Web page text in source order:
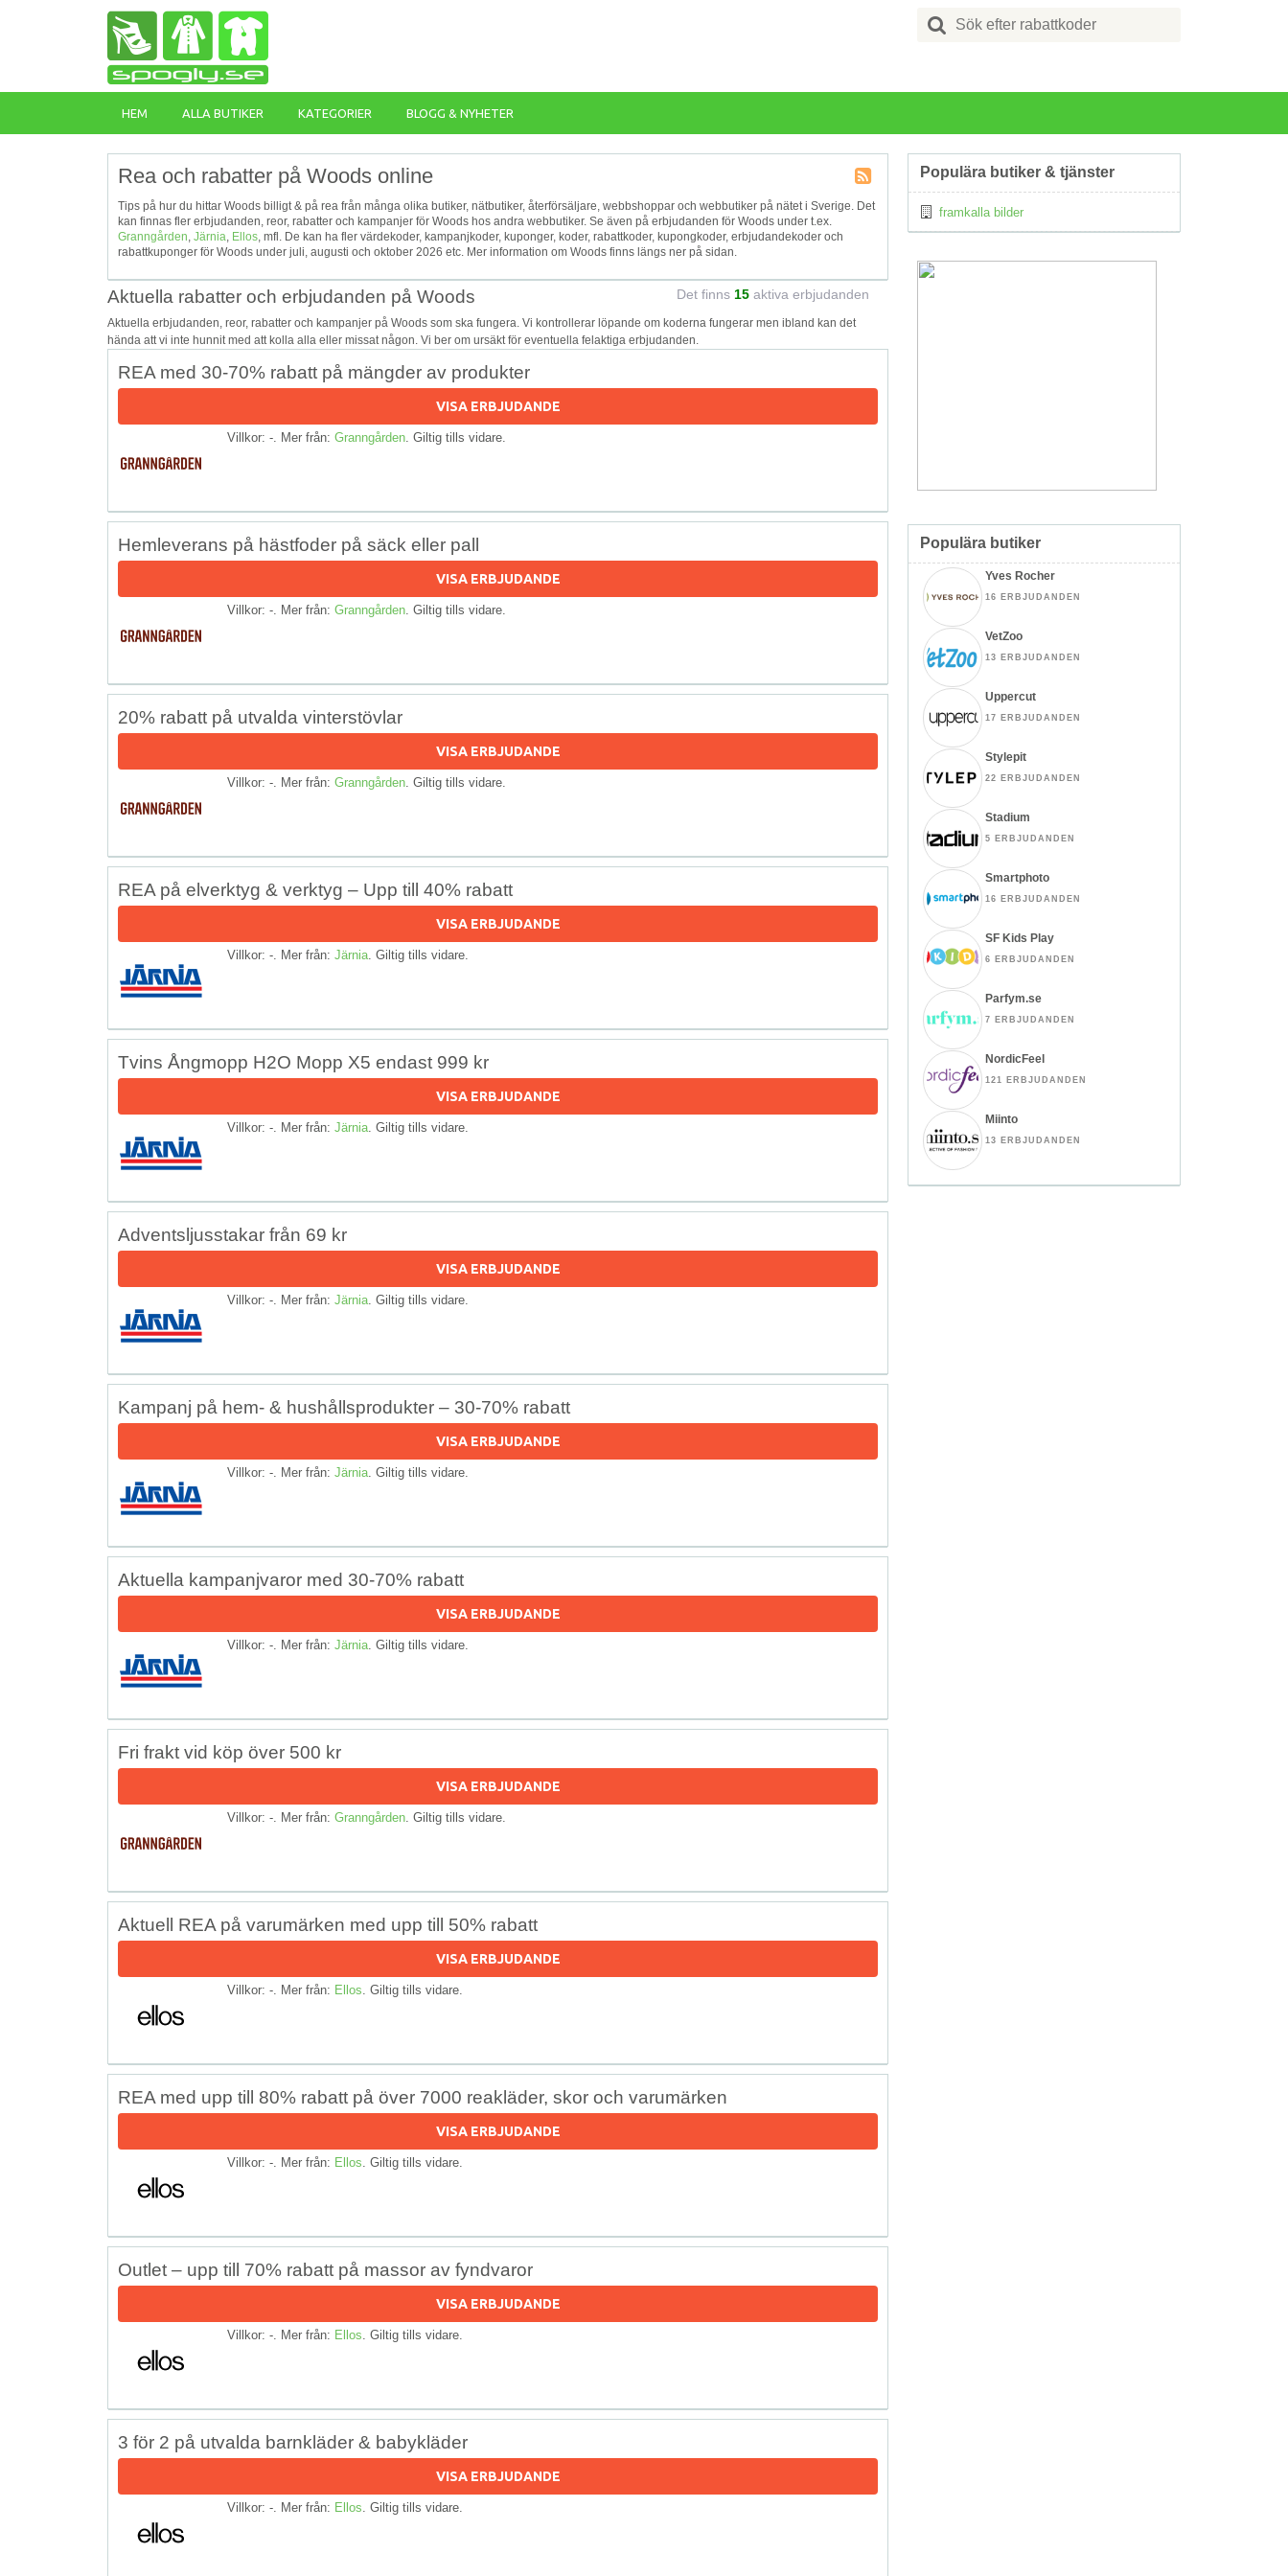
Search
for:
HEM ALLA BUTIKER KATEGORIER BLOGG & NYHETER
Tagg
Rea och rabatter på Woods online
Tips på hur du hittar Woods billigt & på rea från många olika butiker, nätbutiker, återförsäljare, webbshoppar och webbutiker på nätet i Sverige. Det
kan finnas fler erbjudanden, reor, rabatter och kampanjer för Woods hos andra webbutiker. Se även på erbjudanden för Woods under t.ex.
Granngården, Järnia, Ellos, mfl. De kan ha fler värdekoder, kampanjkoder, kuponger, koder, rabattkoder, kupongkoder, erbjudandekoder och
rabattkuponger för Woods under juli, augusti och oktober 2026 etc. Mer information om Woods finns längs ner på sidan.
Aktuella rabatter och erbjudanden på Woods Det finns 15 aktiva erbjudanden
Aktuella erbjudanden, reor, rabatter och kampanjer på Woods som ska fungera. Vi kontrollerar löpande om koderna fungerar men ibland kan det
hända att vi inte hunnit med att kolla alla eller missat någon. Vi ber om ursäkt för eventuella felaktiga erbjudanden.
REA med 30-70% rabatt på mängder av produkter
VISA ERBJUDANDE
Villkor: -. Mer från: Granngården . Giltig tills vidare.
Hemleverans på hästfoder på säck eller pall
VISA ERBJUDANDE
Villkor: -. Mer från: Granngården . Giltig tills vidare.
20% rabatt på utvalda vinterstövlar
VISA ERBJUDANDE
Villkor: -. Mer från: Granngården . Giltig tills vidare.
REA på elverktyg & verktyg – Upp till 40% rabatt
VISA ERBJUDANDE
Villkor: -. Mer från: Järnia . Giltig tills vidare.
Tvins Ångmopp H2O Mopp X5 endast 999 kr
VISA ERBJUDANDE
Villkor: -. Mer från: Järnia . Giltig tills vidare.
Adventsljusstakar från 69 kr
VISA ERBJUDANDE
Villkor: -. Mer från: Järnia . Giltig tills vidare.
Kampanj på hem- & hushållsprodukter – 30-70% rabatt
VISA ERBJUDANDE
Villkor: -. Mer från: Järnia . Giltig tills vidare.
Aktuella kampanjvaror med 30-70% rabatt
VISA ERBJUDANDE
Villkor: -. Mer från: Järnia . Giltig tills vidare.
Fri frakt vid köp över 500 kr
VISA ERBJUDANDE
Villkor: -. Mer från: Granngården . Giltig tills vidare.
Aktuell REA på varumärken med upp till 50% rabatt
VISA ERBJUDANDE
Villkor: -. Mer från: Ellos . Giltig tills vidare.
REA med upp till 80% rabatt på över 7000 reakläder, skor och varumärken
VISA ERBJUDANDE
Villkor: -. Mer från: Ellos . Giltig tills vidare.
Outlet – upp till 70% rabatt på massor av fyndvaror
VISA ERBJUDANDE
Villkor: -. Mer från: Ellos . Giltig tills vidare.
3 för 2 på utvalda barnkläder & babykläder
VISA ERBJUDANDE
Villkor: -. Mer från: Ellos . Giltig tills vidare.
Populära butiker & tjänster
framkalla bilder
Populära butiker
Yves Rocher
16 ERBJUDANDEN
VetZoo
13 ERBJUDANDEN
Uppercut
17 ERBJUDANDEN
Stylepit
22 ERBJUDANDEN
Stadium
5 ERBJUDANDEN
Smartphoto
16 ERBJUDANDEN
SF Kids Play
6 ERBJUDANDEN
Parfym.se
7 ERBJUDANDEN
NordicFeel
121 ERBJUDANDEN
Miinto
13 ERBJUDANDEN